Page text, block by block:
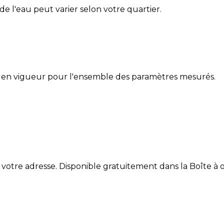
l'eau peut varier selon votre quartier.
vigueur pour l'ensemble des paramètres mesurés.
adresse. Disponible gratuitement dans la Boîte à